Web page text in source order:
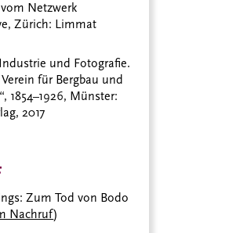
Netzwerk
Zürich: Limmat
und Fotografie.
für Bergbau und
1854–1926, Münster:
2017
Zum Tod von Bodo
Nachruf)